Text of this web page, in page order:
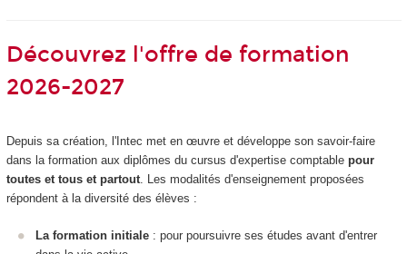
Découvrez l'offre de formation
2026-2027
Depuis sa création, l'Intec met en œuvre et développe son savoir-faire
dans la formation aux diplômes du cursus d'expertise comptable pour
toutes et tous et partout. Les modalités d'enseignement proposées
répondent à la diversité des élèves :
La formation initiale : pour poursuivre ses études avant d'entrer